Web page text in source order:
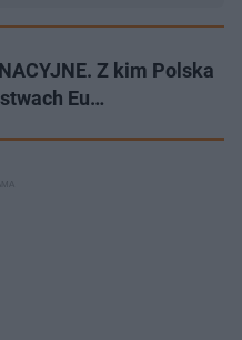
Z kim Polska
Eu…